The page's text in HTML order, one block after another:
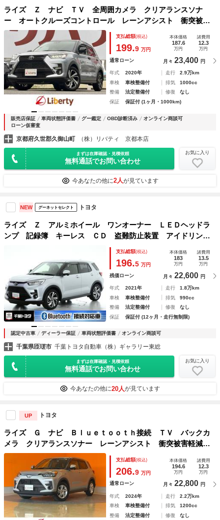
ライズ Ｚ ナビ ＴＶ 全周囲カメラ クリアランスソナ
ー オートクルーズコントロール レーンアシスト 衝突被害
軽減システム オートライト ＬＥＤヘッドランプ アルミホ
イール スマートキー アイドリングストップ
支払総額(税込)
199.9 万円
本体価格
187.6
万円
諸費用
12.3
万円
通常ローン 月々 23,400 円
年式 2020年 走行
2.9万km
車検
車検整備付 排気
1000cc
整備
法定整備付 修復
なし
保証
保証付 (1ヶ月・1000km)
販売店保証 車両状態評価書 グー鑑定 OBD診断済み
オンライン商談可
ローン仮審査
京都府久世郡久御山町 （株）リバティ 京都本店
まずは在庫確認・見積依頼
無料通話でお問い合わせ
お気に入り
今あなたの他に2人が見ています
NEW グーネットセレクト トヨタ
ライズ Ｚ アルミホイール ワンオーナー ＬＥＤヘッドラ
ンプ 記録簿 キーレス ＣＤ 盗難防止装置 アイドリング
ストップ オートクルーズコントロール メモリーナビ フル
支払総額(税込)
196.5 万円
本体価格
183
万円
諸費用
13.5
万円
残価ローン 月々 22,600 円
年式 2021年 走行
1.8万km
車検
車検整備付 排気
990cc
整備
法定整備付 修復
なし
保証
保証付 (12ヶ月・走行無制限)
認定中古車 ディーラー保証 車両状態評価書 オンライン商談可
千葉県匝瑳市 千葉トヨタ自動車（株）ギャラリー東総
まずは在庫確認・見積依頼
無料通話でお問い合わせ
お気に入り
今あなたの他に20人が見ています
UP トヨタ
ライズ Ｇ ナビ Ｂｌｕｅｔｏｏｔｈ接続 ＴＶ バックカ
メラ クリアランスソナー レーンアシスト 衝突被害軽減シ
ステム オートライト ＬＥＤヘッドランプ アルミホイー
ル スマートキー アイドリングストップ
支払総額(税込)
206.9 万円
本体価格
194.6
万円
諸費用
12.3
万円
通常ローン 月々 22,800 円
年式 2024年 走行
2.2万km
車検
車検整備付 排気
1200cc
整備
法定整備付 修復
なし